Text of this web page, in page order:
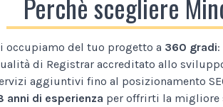
occupiamo del tuo progetto a 360 gradi
di Registrar accreditato allo
aggiuntivi fino al posizionamento
anni di esperienza per offrirti la migliore